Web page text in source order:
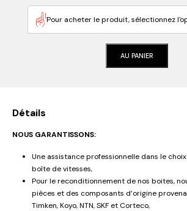
Pour acheter le produit, sélectionnez
AU PANIER
Détails
NOUS GARANTISSONS:
Une assistance professionnelle dans le
boîte de vitesses,
Pour le reconditionnement de nos boites,
pièces et des composants d’origine
Timken, Koyo, NTN, SKF et Corteco,